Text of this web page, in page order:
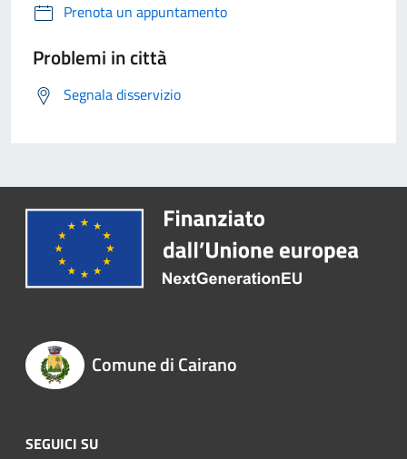
Prenota un appuntamento
Problemi in città
Segnala disservizio
Comune di Cairano
SEGUICI SU